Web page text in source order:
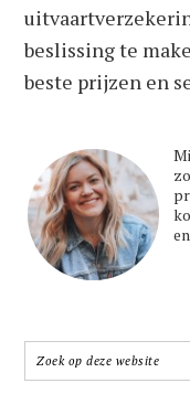
beslissing te
beste prijzen en